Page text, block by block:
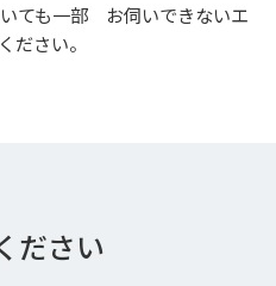
ても一部 お伺いできないエ
ださい。
ださい